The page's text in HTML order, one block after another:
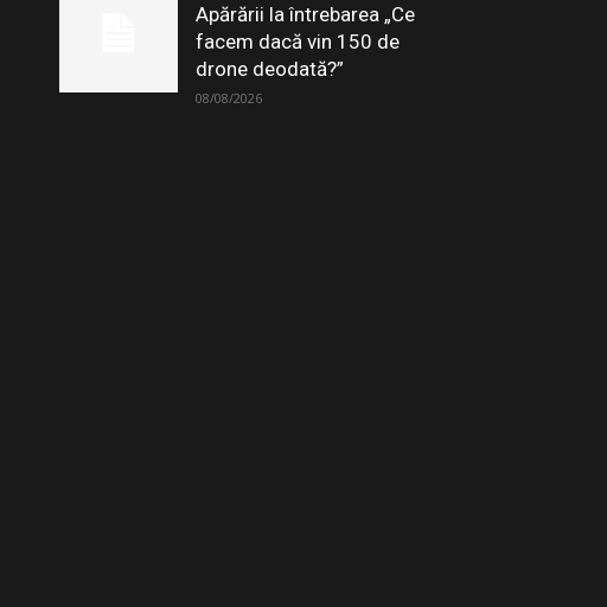
Apărării la întrebarea „Ce
facem dacă vin 150 de
drone deodată?”
08/08/2026